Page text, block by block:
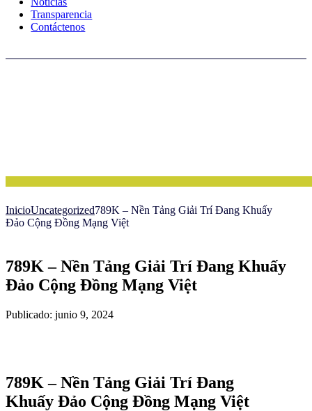
Transparencia
Contáctenos
InicioUncategorized789K – Nền Tảng Giải Trí Đang Khuấy
Đảo Cộng Đồng Mạng Việt
789K – Nền Tảng Giải Trí Đang Khuấy
Đảo Cộng Đồng Mạng Việt
Publicado: junio 9, 2024
789K – Nền Tảng Giải Trí Đang
Khuấy Đảo Cộng Đồng Mạng Việt